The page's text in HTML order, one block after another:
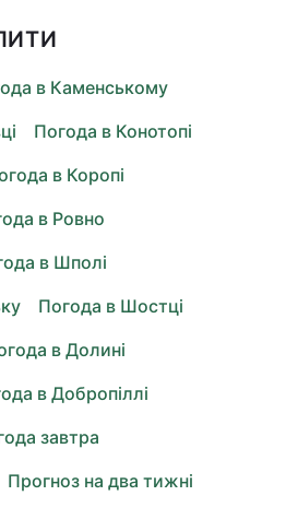
в Каменському
Погода в Конотопі
в Коропі
в Ровно
в Шполі
Погода в Шостці
в Долині
в Добропіллі
завтра
Прогноз на два тижні